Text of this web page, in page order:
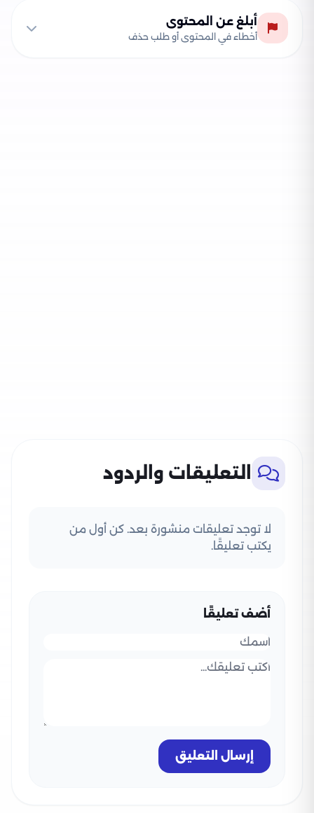
أبلغ عن المحتوى
أخطاء في المحتوى أو طلب حذف
التعليقات والردود
لا توجد تعليقات منشورة بعد. كن أول من
يكتب تعليقًا.
أضف تعليقًا
إرسال التعليق